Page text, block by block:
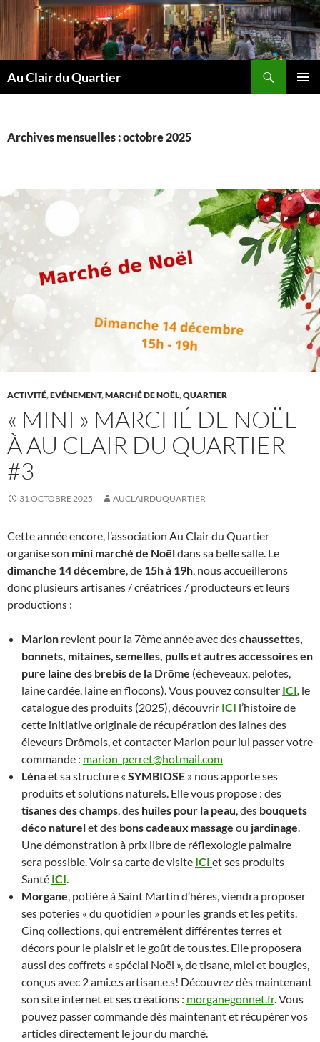
au
contenu
Au Clair du Quartier
Archives mensuelles : octobre 2025
ACTIVITÉ,EVÉNEMENT,MARCHÉ DE NOËL,QUARTIER
« MINI » MARCHÉ DE NOËL
À AU CLAIR DU QUARTIER
#3
31 OCTOBRE 2025 AUCLAIRDUQUARTIER
Cette année encore, l’association Au Clair du Quartier
organise son mini marché de Noëldans sa belle salle. Le
dimanche 14 décembre, de 15h à 19h, nous accueillerons
donc plusieurs artisanes / créatrices / producteurs et leurs
productions :
Marion revient pour la 7ème année avec deschaussettes,
bonnets, mitaines, semelles, pulls et autres accessoires en
pure laine des brebis de la Drôme (écheveaux, pelotes,
laine cardée, laine en flocons). Vous pouvez consulter ICI, le
catalogue des produits (2025), découvrir ICI l’histoire de
cette initiative originale de récupération des laines des
éleveurs Drômois, et contacter Marion pour lui passer votre
commande : marion_perret@hotmail.com
Lénaet sa structure « SYMBIOSE » nous apporte ses
produits et solutions naturels. Elle vous propose : des
tisanes des champs, des huiles pour la peau, des bouquets
déco naturelet des bons cadeaux massage ou jardinage.
Une démonstration à prix libre de réflexologie palmaire
sera possible. Voir sa carte de visite ICI et ses produits
Santé ICI.
Morgane, potière à Saint Martin d’hères, viendra proposer
ses poteries « du quotidien » pour les grands et les petits.
Cinq collections, qui entremêlent différentes terres et
décors pour le plaisir et le goût de tous.tes. Elle proposera
aussi des coffrets « spécial Noël », de tisane, miel et bougies,
conçus avec 2 ami.e.s artisan.e.s! Découvrez dès maintenant
son site internet et ses créations : morganegonnet.fr. Vous
pouvez passer commande dès maintenant et récupérer vos
articles directement le jour du marché.